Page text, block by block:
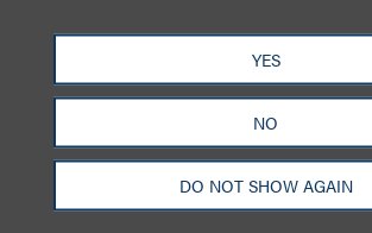
YES
NO
DO NOT SHOW AGAIN
Ashley B. Sawyer
+1.202.618.5008